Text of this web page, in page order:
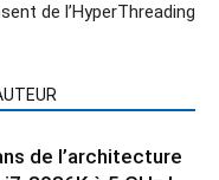
de l’HyperThreading
de l’architecture